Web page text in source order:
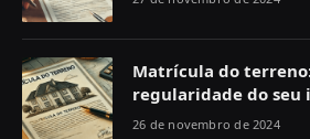
Matrícula do
regularidade do seu
26 de novembro de 2024